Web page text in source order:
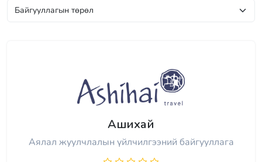
Ашихай
Аялал жуулчлалын үйлчилгээний байгууллага